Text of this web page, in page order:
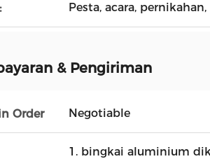
Pesta, acara,
& Pengiriman
Order Negotiable
1. bingkai aluminium